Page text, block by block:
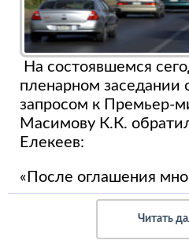
На состоявшемся
пленарном заседании
запросом к Премьер-
Масимову К.К.
Елекеев:
«После оглашения
Читать